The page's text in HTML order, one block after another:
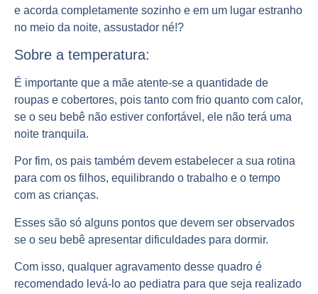
e acorda completamente sozinho e em um lugar estranho
no meio da noite, assustador né!?
Sobre a temperatura:
É importante que a mãe atente-se a quantidade de
roupas e cobertores, pois tanto com frio quanto com calor,
se o seu bebê não estiver confortável, ele não terá uma
noite tranquila.
Por fim, os pais também devem estabelecer a sua rotina
para com os filhos, equilibrando o trabalho e o tempo
com as crianças.
Esses são só alguns pontos que devem ser observados
se o seu bebê apresentar dificuldades para dormir.
Com isso, qualquer agravamento desse quadro é
recomendado levá-lo ao pediatra para que seja realizado